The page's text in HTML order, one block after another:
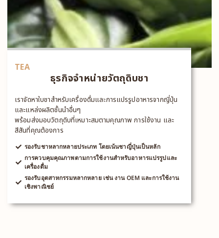
TEA
ธุรกิจจำหน่ายวัตถุดิบชา
เราจัดหาใบชาสำหรับเครื่องดื่มและการแปรรูปอาหารจากญี่ปุ่น
และแหล่งผลิตชั้นนำอื่นๆ
พร้อมส่งมอบวัตถุดิบที่เหมาะสมตามคุณภาพ การใช้งาน และ
สีสันที่คุณต้องการ
รองรับชาหลากหลายประเภท โดยเน้นชาญี่ปุ่นเป็นหลัก
การควบคุมคุณภาพตามการใช้งานสำหรับอาหารแปรรูปและ
เครื่องดื่ม
รองรับอุตสาหกรรมหลากหลาย เช่น งาน OEM และการใช้งาน
เชิงพาณิชย์